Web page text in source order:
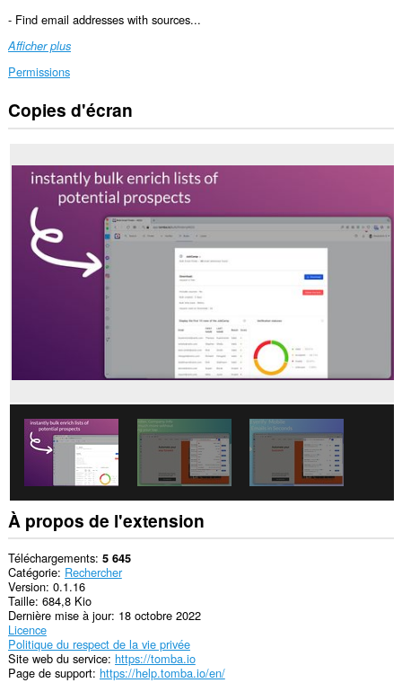
- Find email addresses with sources...
Afficher plus
Permissions
Cette
extension
à
sites.
sur
Cette
extension
accéder
à
vos
onglets
et
vos
activités
de
navigation.
Copies d'écran
À propos de l'extension
Téléchargements 5 645
Catégorie Rechercher
Version 0.1.16
Taille 684,8 Kio
Dernière mise à jour 18 octobre 2022
Licence
Politique du respect de la vie privée
Site web du service https://tomba.io
Page de support https://help.tomba.io/en/